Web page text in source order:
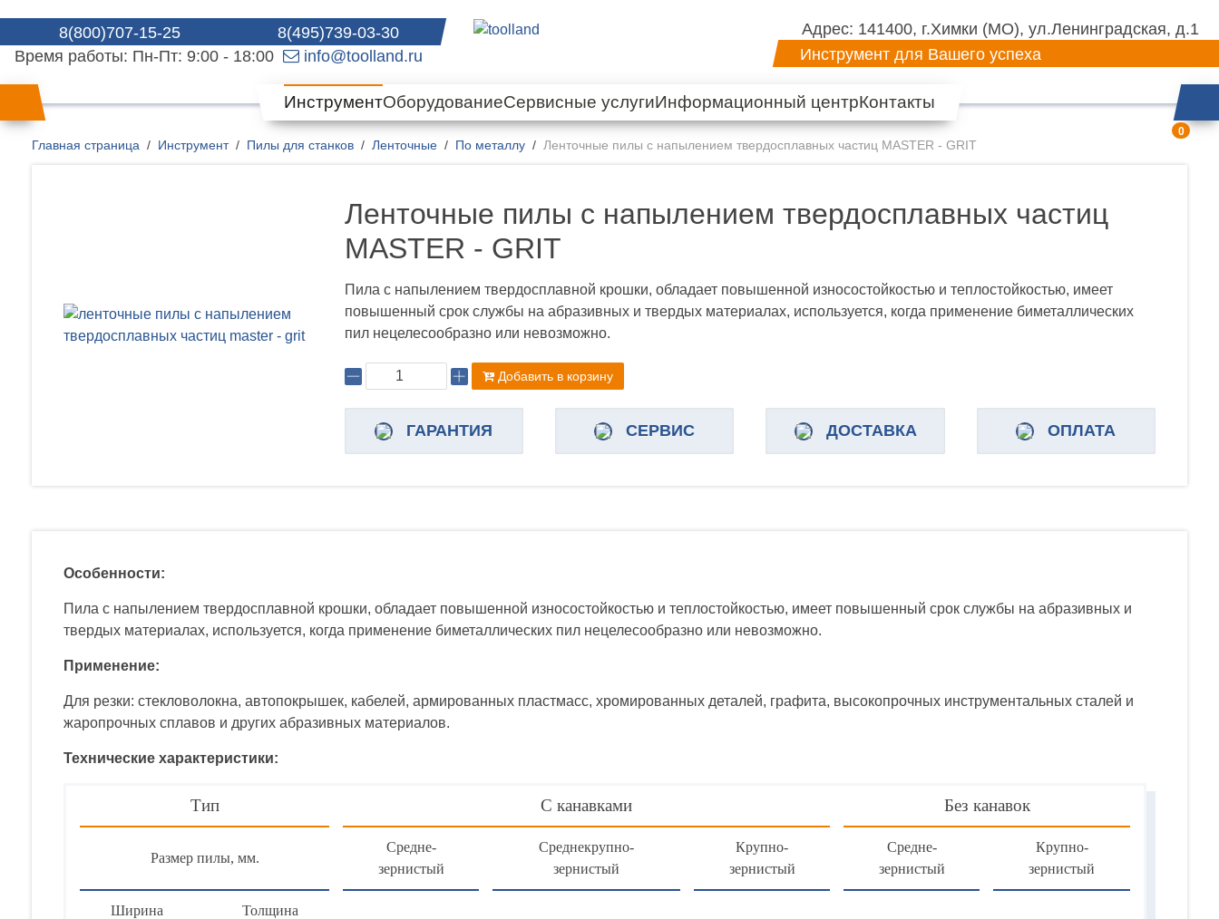
8(800)707-15-25
8(495)739-03-30
Время работы: Пн-Пт: 9:00 - 18:00
info@toolland.ru
Адрес: 141400, г.Химки (МО), ул.Ленинградская, д.1
Инструмент для Вашего успеха
ИнструментОборудованиеСервисные услугиИнформационный центрКонтакты
0
Главная страница Инструмент Пилы для станков Ленточные По металлу Ленточные пилы с напылением твердосплавных частиц MASTER - GRIT
Ленточные пилы с напылением твердосплавных частиц
MASTER - GRIT
Пила с напылением твердосплавной крошки, обладает повышенной износостойкостью и теплостойкостью, имеет
повышенный срок службы на абразивных и твердых материалах, используется, когда применение биметаллических
пил нецелесообразно или невозможно.
Добавить в корзину
ГАРАНТИЯ СЕРВИС ДОСТАВКА ОПЛАТА
Особенности:
Пила с напылением твердосплавной крошки, обладает повышенной износостойкостью и теплостойкостью, имеет повышенный срок службы на абразивных и
твердых материалах, используется, когда применение биметаллических пил нецелесообразно или невозможно.
Применение:
Для резки: стекловолокна, автопокрышек, кабелей, армированных пластмасс, хромированных деталей, графита, высокопрочных инструментальных сталей и
жаропрочных сплавов и других абразивных материалов.
Технические характеристики:
Тип С канавками Без канавок
Размер пилы, мм.
Средне-
зернистый
Среднекрупно-
зернистый
Крупно-
зернистый
Средне-
зернистый
Крупно-
зернистый
Ширина Толщина